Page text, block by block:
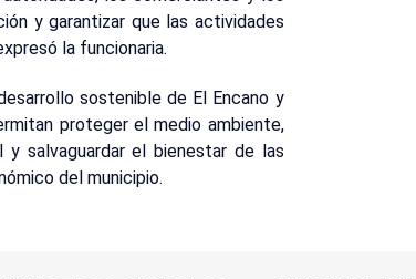
y garantizar que las actividades
la funcionaria.
sostenible de El Encano y
proteger el medio ambiente,
salvaguardar el bienestar de las
del municipio.